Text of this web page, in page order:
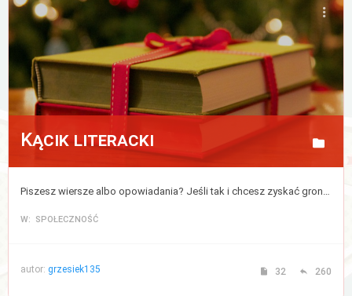
Kącik literacki
Piszesz wiersze albo opowiadania? Jeśli tak i chcesz zyskać grono czytelników to opublikuj tutaj swoją twórczość.
W: SPOŁECZNOŚĆ
autor: grzesiek135 32 260